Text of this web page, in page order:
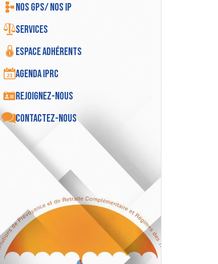
Nos GPS/ Nos IP
Services
Espace adhérents
Agenda IPRC
Rejoignez-nous
Contactez-nous